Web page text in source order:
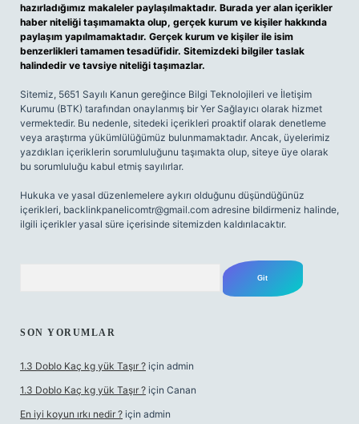
hazırladığımız makaleler paylaşılmaktadır. Burada yer alan içerikler
haber niteliği taşımamakta olup, gerçek kurum ve kişiler hakkında
paylaşım yapılmamaktadır. Gerçek kurum ve kişiler ile isim
benzerlikleri tamamen tesadüfidir. Sitemizdeki bilgiler taslak
halindedir ve tavsiye niteliği taşımazlar.
Sitemiz, 5651 Sayılı Kanun gereğince Bilgi Teknolojileri ve İletişim
Kurumu (BTK) tarafından onaylanmış bir Yer Sağlayıcı olarak hizmet
vermektedir. Bu nedenle, sitedeki içerikleri proaktif olarak denetleme
veya araştırma yükümlülüğümüz bulunmamaktadır. Ancak, üyelerimiz
yazdıkları içeriklerin sorumluluğunu taşımakta olup, siteye üye olarak
bu sorumluluğu kabul etmiş sayılırlar.
Hukuka ve yasal düzenlemelere aykırı olduğunu düşündüğünüz
içerikleri, backlinkpanelicomtr@gmail.com adresine bildirmeniz halinde,
ilgili içerikler yasal süre içerisinde sitemizden kaldırılacaktır.
SON YORUMLAR
1.3 Doblo Kaç kg yük Taşır ? için admin
1.3 Doblo Kaç kg yük Taşır ? için Canan
En iyi koyun ırkı nedir ? için admin